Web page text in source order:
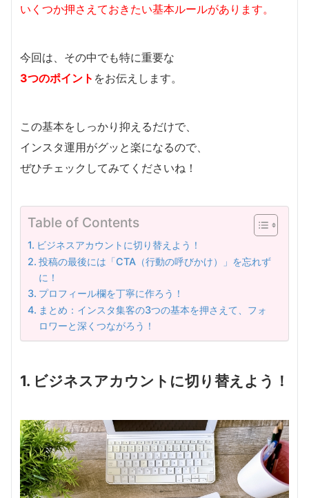
いくつか押さえておきたい基本ルールがあります。
今回は、その中でも特に重要な
3つのポイント をお伝えします。
この基本をしっかり抑えるだけで、
インスタ運用がグッと楽になるので、
ぜひチェックしてみてくださいね！
Table of Contents
ビジネスアカウントに切り替えよう！
投稿の最後には「CTA（行動の呼びかけ）」を忘れず
に！
プロフィール欄を丁寧に作ろう！
まとめ：インスタ集客の3つの基本を押さえて、フォ
ロワーと深くつながろう！
1. ビジネスアカウントに切り替えよう！